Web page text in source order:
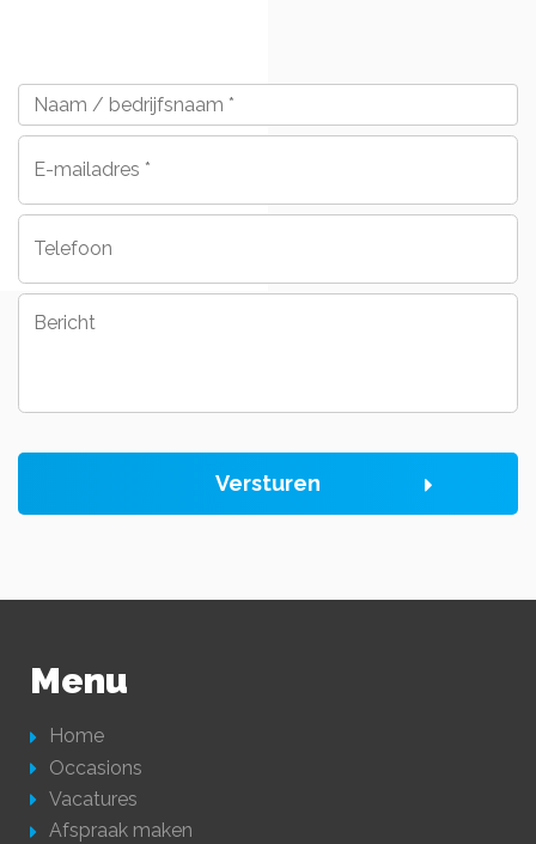
/
bedrijfsnaam *
mailadres *
Versturen
Menu
Home
Occasions
Vacatures
Afspraak maken